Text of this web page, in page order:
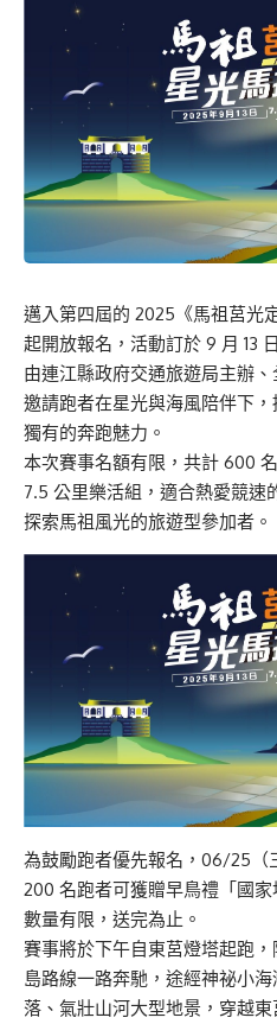
邁入第四屆的 2025《馬祖莒光
起開放報名，活動訂於 9 月 13
由連江縣政府交通旅遊局主辦
邀請跑者在星光與海風陪伴下
獨有的奔跑魅力。
本次賽事名額有限，共計 600
7.5 公里樂活組，適合熱愛競速
探索馬祖風光的旅遊型參加者。
為鼓勵跑者優先報名，06/25（
200 名跑者可獲贈早鳥禮「國
數量有限，送完為止。
賽事將於下午自東莒燈塔起跑
島路線一路奔馳，途經神祕小
落、氣壯山河大型地景，穿越